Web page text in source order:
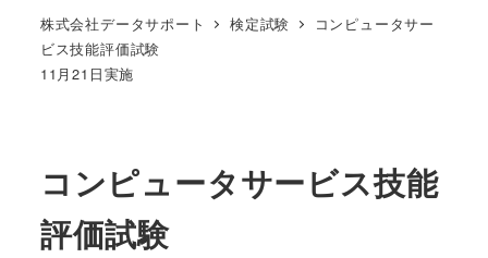
株式会社データサポート 検定試験
コンピュータサー
ビス技能評価試験
11月21日実施
コンピュータサービス技能
評価試験